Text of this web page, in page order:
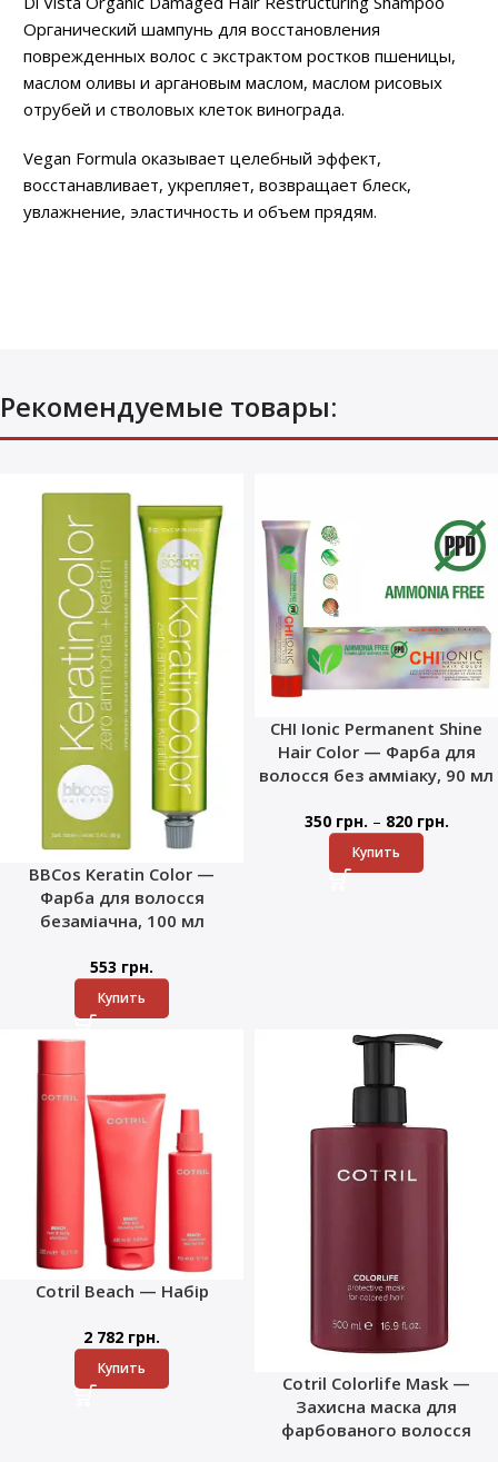
Органический шампунь для восстановления
поврежденных волос с экстрактом ростков пшеницы,
маслом оливы и аргановым маслом, маслом рисовых
отрубей и стволовых клеток винограда.
Vegan Formula оказывает целебный эффект,
восстанавливает, укрепляет, возвращает блеск,
увлажнение, эластичность и объем прядям.
Рекомендуемые товары:
BBCos Keratin Color —
Фарба для волосся
безаміачна, 100 мл
553 грн.
Купить
CHI Ionic Permanent Shine
Hair Color — Фарба для
волосся без амміаку, 90 мл
350 грн. – 820 грн.
Купить
Cotril Beach — Набір
2 782 грн.
Купить
Cotril Colorlife Mask —
Захисна маска для
фарбованого волосся